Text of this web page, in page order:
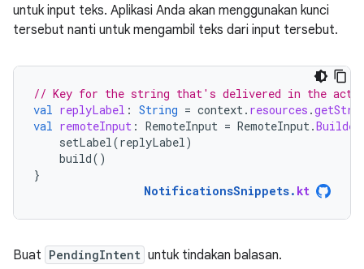
untuk input teks. Aplikasi Anda akan menggunakan kunci
tersebut nanti untuk mengambil teks dari input tersebut.
// Key for the string that's delivered in the
val replyLabel : String = context . resources .
val remoteInput : RemoteInput = RemoteInput .Builder
setLabel (replyLabel )
build()
}
NotificationsSnippets. kt
Buat PendingIntent untuk tindakan balasan.